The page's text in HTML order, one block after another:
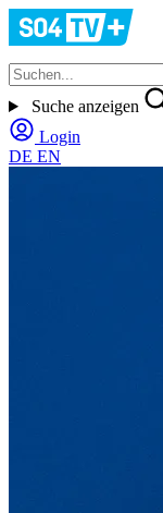
Suche anzeigen
Login
DE EN